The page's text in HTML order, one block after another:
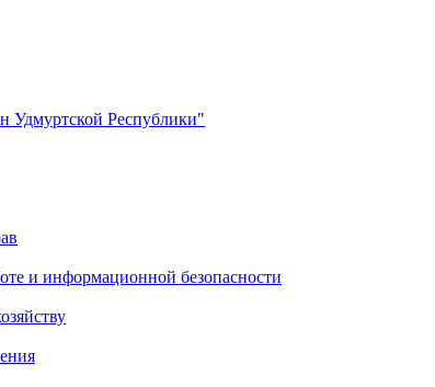
Республики"
и информационной безопасности